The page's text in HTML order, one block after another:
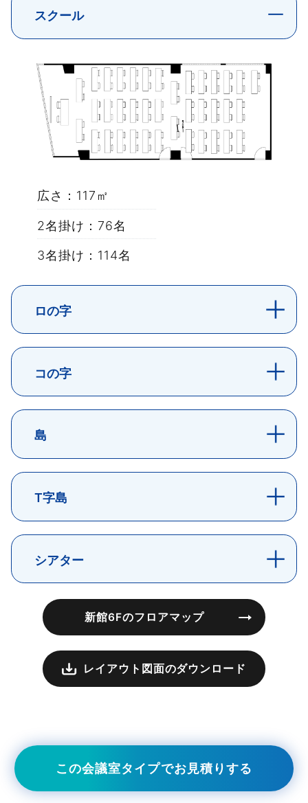
スクール
広さ：117㎡
2名掛け：76名
3名掛け：114名
ロの字
コの字
島
T字島
シアター
新館6Fのフロアマップ
レイアウト図面のダウンロード
この会議室タイプでお見積りする